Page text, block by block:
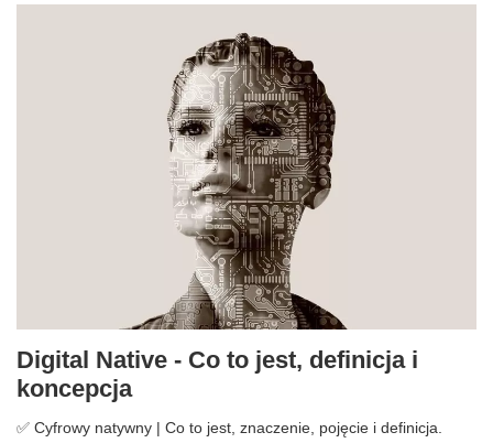
Digital Native - Co to jest, definicja i
koncepcja
✅ Cyfrowy natywny | Co to jest, znaczenie, pojęcie i definicja.